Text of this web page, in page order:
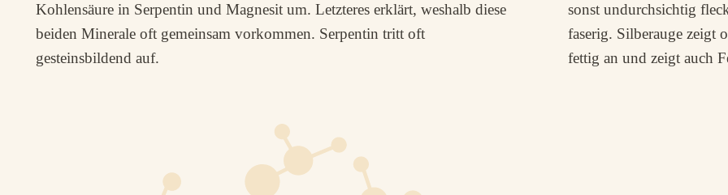
Kohlensäure in Serpentin und Magnesit um. Letzteres erklärt, weshalb diese
beiden Minerale oft gemeinsam vorkommen. Serpentin tritt oft
gesteinsbildend auf.
sonst undurchsichtig
faserig. Silberauge zeigt
fettig an und zeigt auch